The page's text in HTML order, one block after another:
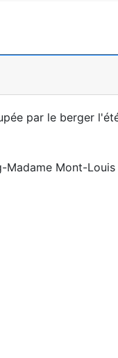
par le berger
Madame Mont-